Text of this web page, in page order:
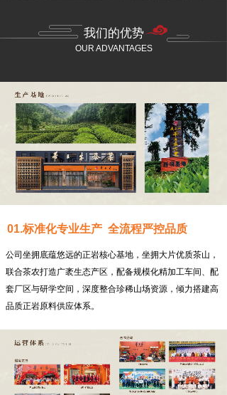
我们的优势
OUR ADVANTAGES
01.标准化专业生产 全流程严控品质
公司坐拥底蕴悠远的正岩核心基地，坐拥大片优质茶山，
联合茶农打造广袤生态产区，配备规模化精加工车间、配
套厂区与研学空间，深度整合珍稀山场资源，倾力搭建高
品质正岩原料供应体系。